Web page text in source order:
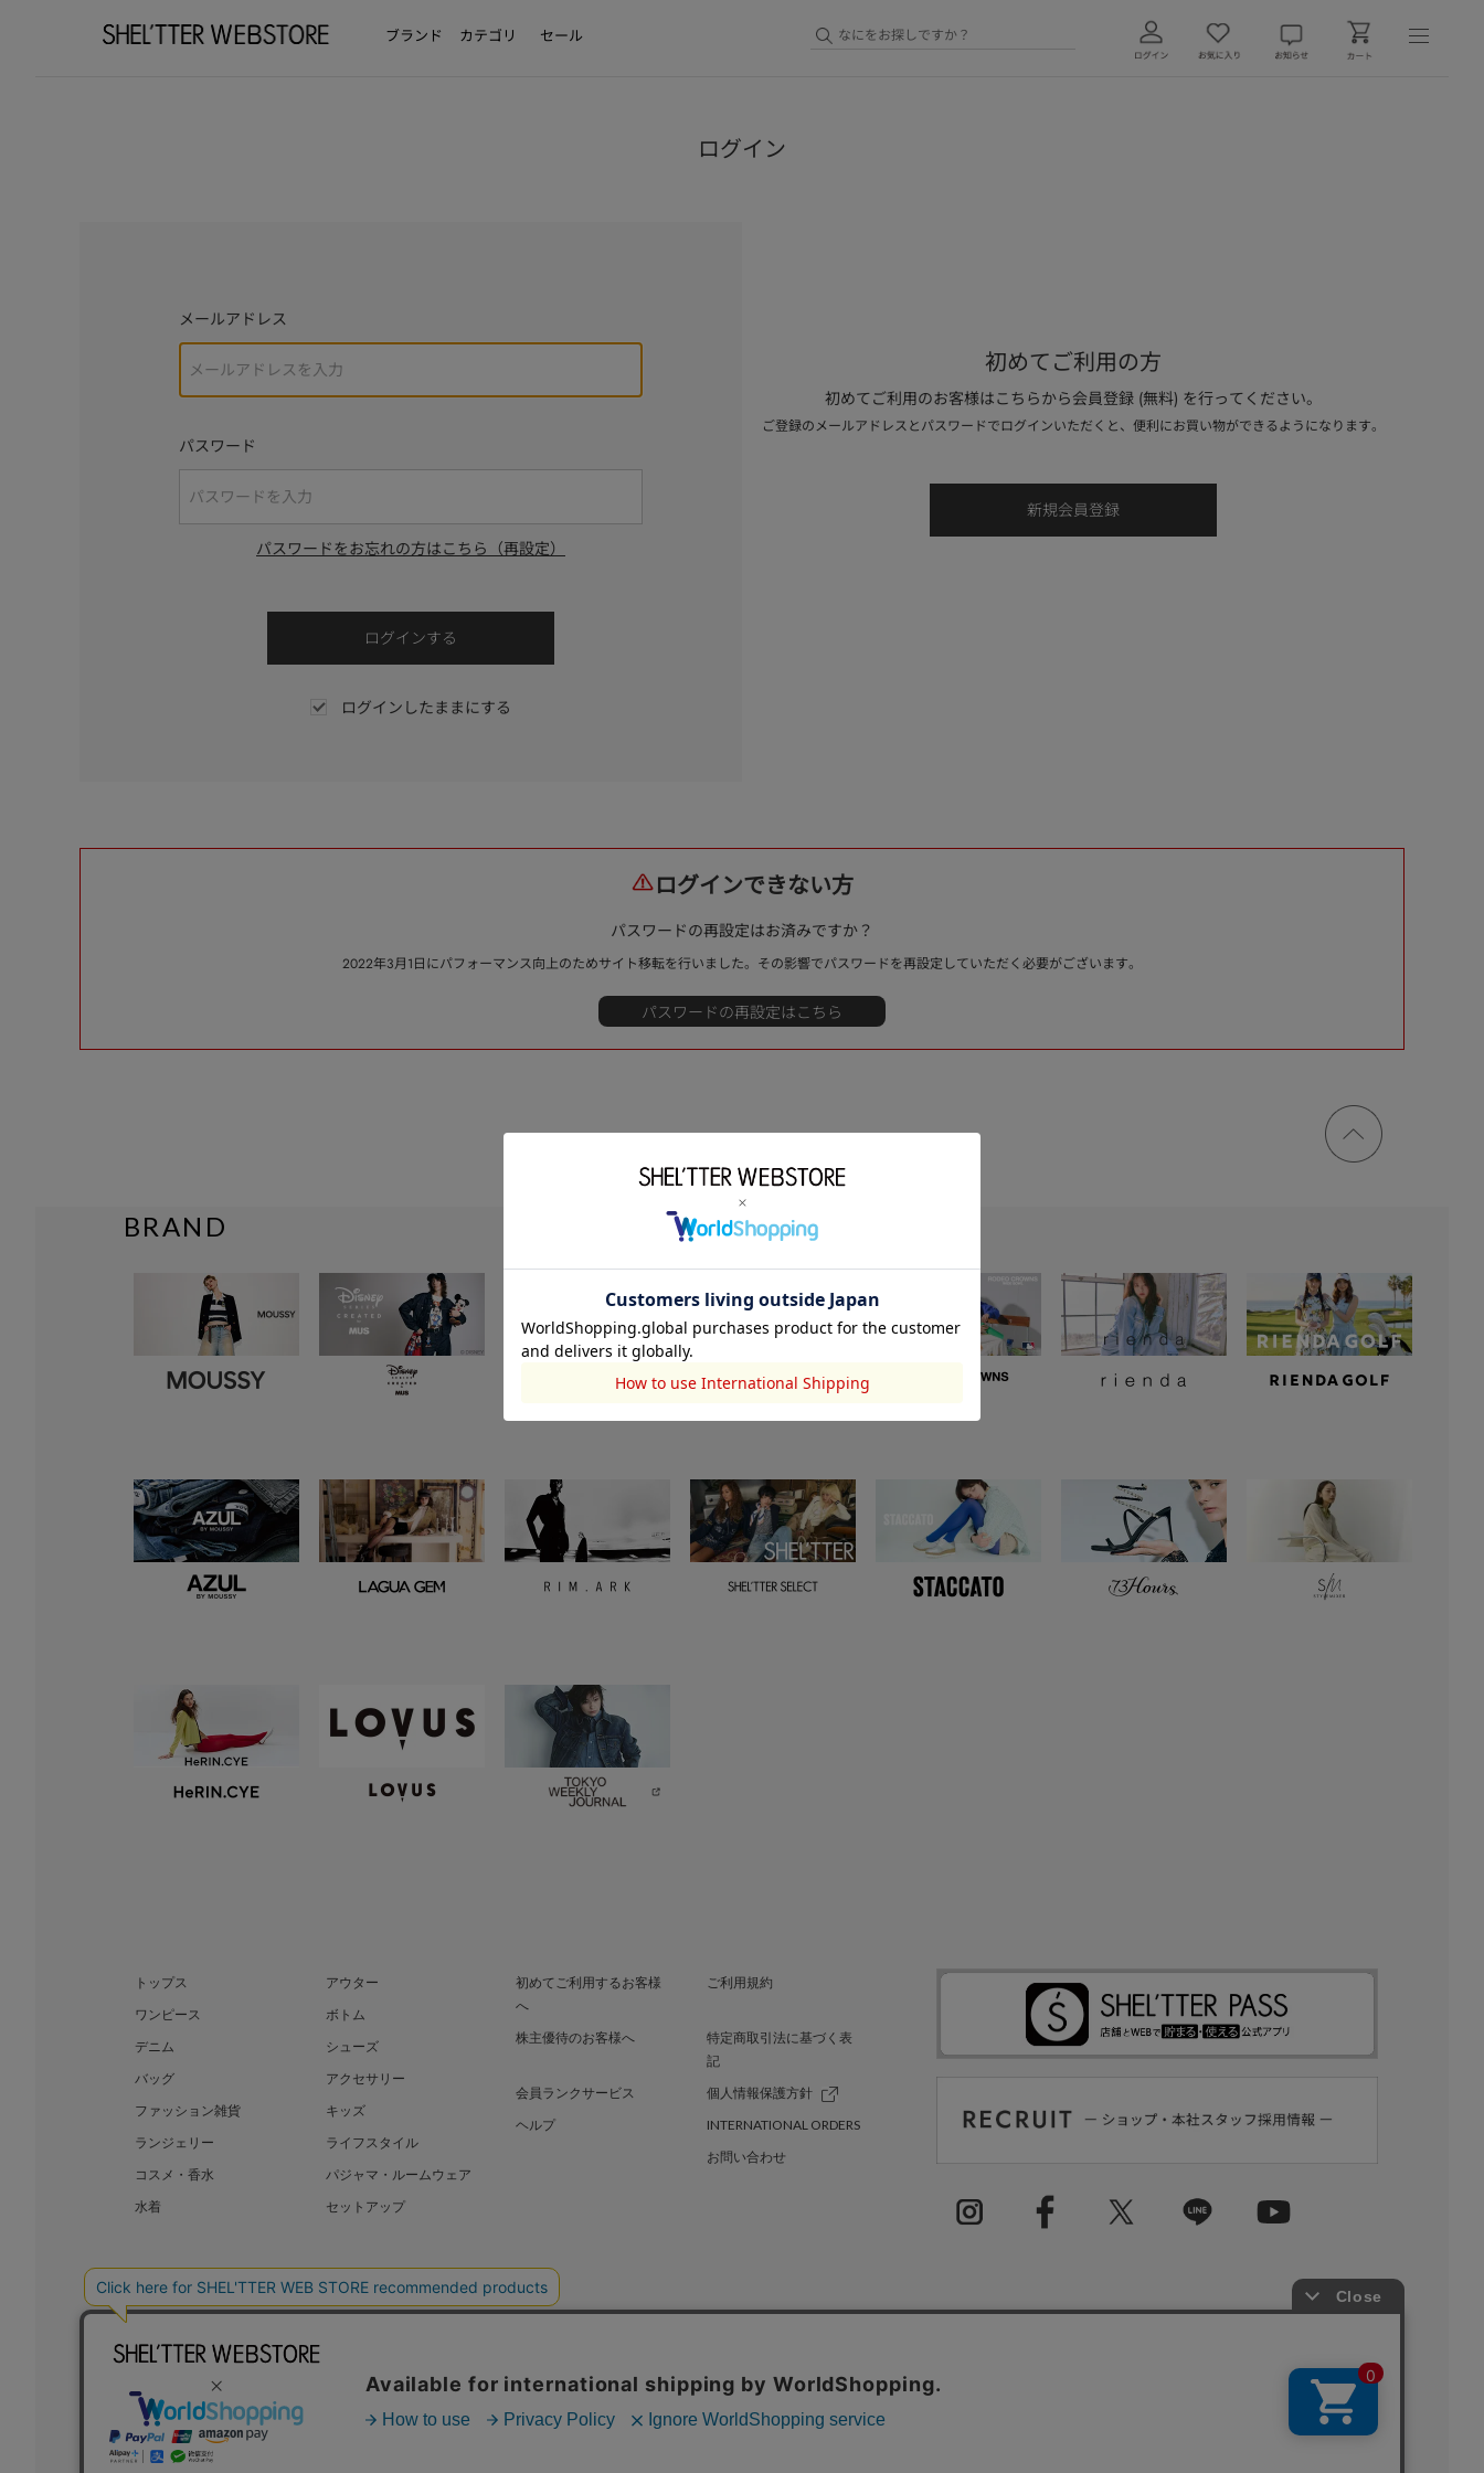
ブランド カテゴリ セール
ログイン
メールアドレス
パスワード
パスワードをお忘れの方はこちら（再設定）
ログインしたままにする
初めてご利用の方
初めてご利用のお客様はこちらから会員登録 (無料) を行ってください。
ご登録のメールアドレスとパスワードでログインいただくと、便利にお買い物ができるようになります。
ログインできない方
パスワードの再設定はお済みですか？
2022年3月1日にパフォーマンス向上のためサイト移転を行いました。その影響でパスワードを再設定していただく必要がございます。
ページ
トップ
BRAND
トップス
アウター
ワンピース
ボトム
デニム
シューズ
バッグ
アクセサリー
ファッション雑貨
キッズ
ランジェリー
ライフスタイル
コスメ・香水
パジャマ・ルームウェア
水着
セットアップ
初めてご利用するお客様
へ
ご利用規約
株主優待のお客様へ
特定商取引法に基づく表
記
会員ランクサービス
個人情報保護方針
ヘルプ
INTERNATIONAL ORDERS
お問い合わせ
BAROQUE JAPAN LIMITED SHEL’TTER GREEN 採用情報
COPYRIGHT © BAROQUE JAPAN LIMITED ALL RIGHTS RESERVED.